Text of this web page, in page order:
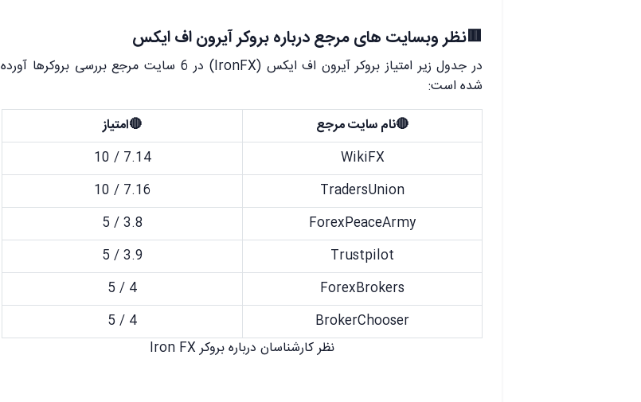
🟥نظر وبسایت های مرجع درباره بروکر آیرون اف ایکس
در جدول زیر امتیاز بروکر آیرون اف ایکس (IronFX) در 6 سایت مرجع بررسی بروکرها آورده
شده است:
🔴نام سایت مرجع
🔴امتیاز
WikiFX
7.14 / 10
TradersUnion
7.16 / 10
ForexPeaceArmy
3.8 / 5
Trustpilot
3.9 / 5
ForexBrokers
4 / 5
BrokerChooser
4 / 5
نظر کارشناسان درباره بروکر Iron FX